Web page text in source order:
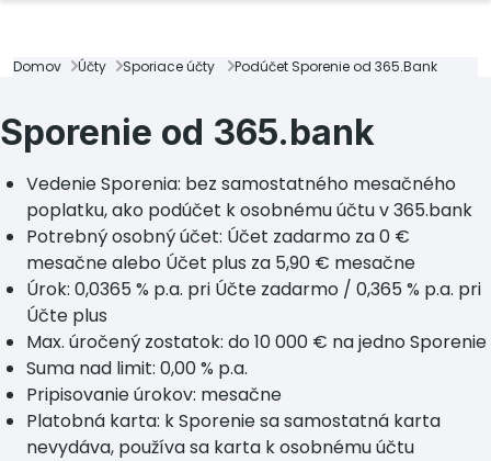
Domov Účty Sporiace účty Podúčet Sporenie od 365.Bank
Sporenie od 365.bank
Vedenie Sporenia: bez samostatného mesačného
poplatku, ako podúčet k osobnému účtu v 365.bank
Potrebný osobný účet: Účet zadarmo za 0 €
mesačne alebo Účet plus za 5,90 € mesačne
Úrok: 0,0365 % p.a. pri Účte zadarmo / 0,365 % p.a. pri
Účte plus
Max. úročený zostatok: do 10 000 € na jedno Sporenie
Suma nad limit: 0,00 % p.a.
Pripisovanie úrokov: mesačne
Platobná karta: k Sporenie sa samostatná karta
nevydáva, používa sa karta k osobnému účtu